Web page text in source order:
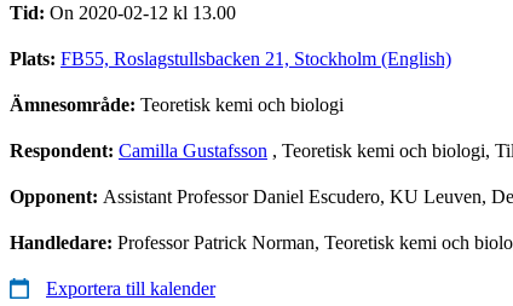
Tid: On 2020-02-12 kl 13.00
Plats: FB55, Roslagstullsbacken 21, Stockholm (English)
Ämnesområde: Teoretisk kemi och biologi
Respondent: Camilla Gustafsson , Teoretisk kemi och biologi,
Opponent: Assistant Professor Daniel Escudero, KU Leuven,
Handledare: Professor Patrick Norman, Teoretisk kemi och
Exportera till kalender